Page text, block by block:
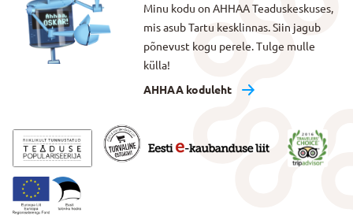
Minu kodu on AHHAA Teaduskeskuses,
mis asub Tartu kesklinnas. Siin jagub
põnevust kogu perele. Tulge mulle
külla!
AHHAA koduleht